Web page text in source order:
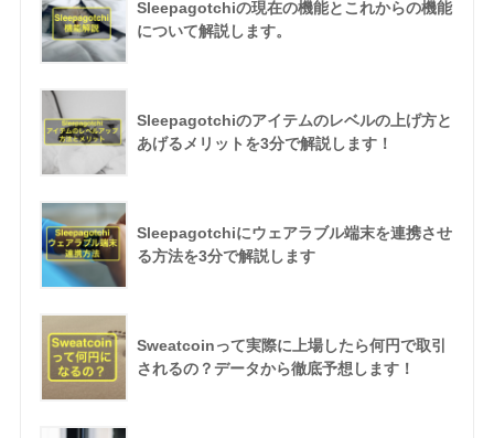
Sleepagotchiの現在の機能とこれからの機能
について解説します。
Sleepagotchiのアイテムのレベルの上げ方と
あげるメリットを3分で解説します！
Sleepagotchiにウェアラブル端末を連携させ
る方法を3分で解説します
Sweatcoinって実際に上場したら何円で取引
されるの？データから徹底予想します！